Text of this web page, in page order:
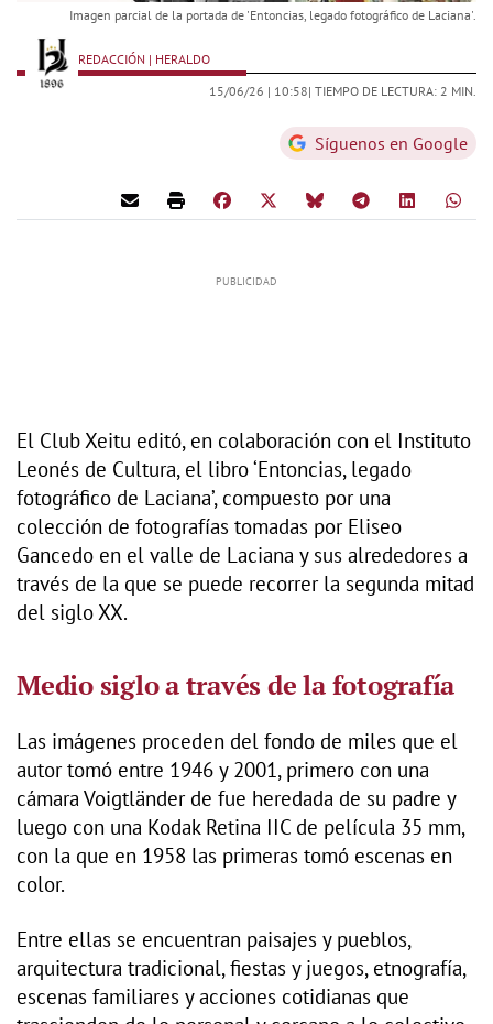
Imagen parcial de la portada de 'Entoncias, legado fotográfico de Laciana'.
REDACCIÓN | HERALDO
15/06/26 | 10:58| TIEMPO DE LECTURA: 2 MIN.
Síguenos en Google
El Club Xeitu editó, en colaboración con el Instituto
Leonés de Cultura, el libro ‘Entoncias, legado
fotográfico de Laciana’, compuesto por una
colección de fotografías tomadas por Eliseo
Gancedo en el valle de Laciana y sus alrededores a
través de la que se puede recorrer la segunda mitad
del siglo XX.
Medio siglo a través de la fotografía
Las imágenes proceden del fondo de miles que el
autor tomó entre 1946 y 2001, primero con una
cámara Voigtländer de fue heredada de su padre y
luego con una Kodak Retina IIC de película 35 mm,
con la que en 1958 las primeras tomó escenas en
color.
Entre ellas se encuentran paisajes y pueblos,
arquitectura tradicional, fiestas y juegos, etnografía,
escenas familiares y acciones cotidianas que